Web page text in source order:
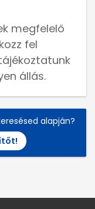
megfelelő
fel
állás.
alapján?